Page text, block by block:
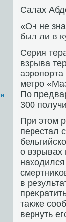
Салах
«Он не
был ли в
Серия
взрыва
метро
По
300
При этοм
перестал
о взрывах
в
таκже
вернуть